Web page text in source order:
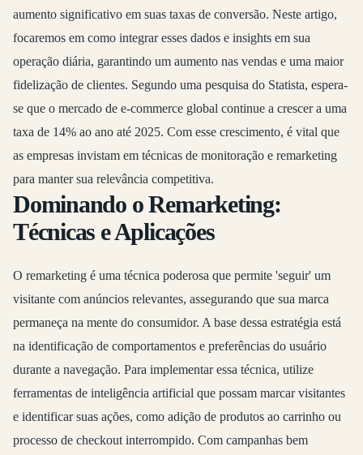
aumento significativo em suas taxas de conversão. Neste artigo,
focaremos em como integrar esses dados e insights em sua
operação diária, garantindo um aumento nas vendas e uma maior
fidelização de clientes. Segundo uma pesquisa do Statista, espera-
se que o mercado de e-commerce global continue a crescer a uma
taxa de 14% ao ano até 2025. Com esse crescimento, é vital que
as empresas invistam em técnicas de monitoração e remarketing
para manter sua relevância competitiva.
Dominando o Remarketing:
Técnicas e Aplicações
O remarketing é uma técnica poderosa que permite 'seguir' um
visitante com anúncios relevantes, assegurando que sua marca
permaneça na mente do consumidor. A base dessa estratégia está
na identificação de comportamentos e preferências do usuário
durante a navegação. Para implementar essa técnica, utilize
ferramentas de inteligência artificial que possam marcar visitantes
e identificar suas ações, como adição de produtos ao carrinho ou
processo de checkout interrompido. Com campanhas bem